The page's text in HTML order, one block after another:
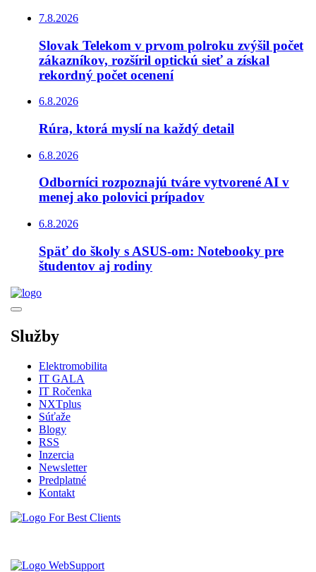
7.8.2026
Slovak Telekom v prvom polroku zvýšil počet
zákazníkov, rozšíril optickú sieť a získal
rekordný počet ocenení
6.8.2026
Rúra, ktorá myslí na každý detail
6.8.2026
Odborníci rozpoznajú tváre vytvorené AI v
menej ako polovici prípadov
6.8.2026
Späť do školy s ASUS-om: Notebooky pre
študentov aj rodiny
Služby
Elektromobilita
IT GALA
IT Ročenka
NXTplus
Súťaže
Blogy
RSS
Inzercia
Newsletter
Predplatné
Kontakt